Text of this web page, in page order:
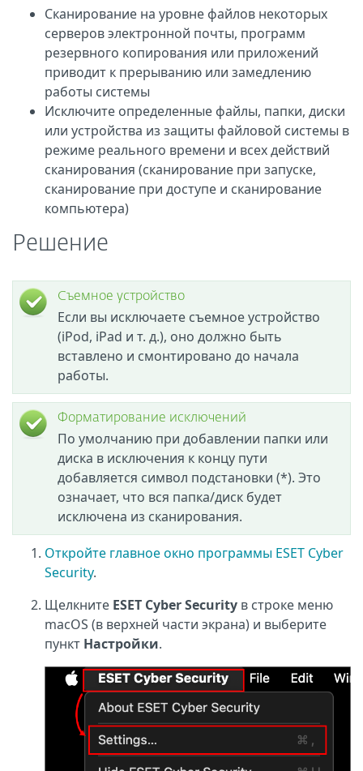
Сканирование на уровне файлов некоторых
серверов электронной почты, программ
резервного копирования или приложений
приводит к прерыванию или замедлению
работы системы
Исключите определенные файлы, папки, диски
или устройства из защиты файловой системы в
режиме реального времени и всех действий
сканирования (сканирование при запуске,
сканирование при доступе и сканирование
компьютера)
Решение
Съемное устройство
Если вы исключаете съемное устройство
(iPod, iPad и т. д.), оно должно быть
вставлено и смонтировано до начала
работы.
Форматирование исключений
По умолчанию при добавлении папки или
диска в исключения к концу пути
добавляется символ подстановки (*). Это
означает, что вся папка/диск будет
исключена из сканирования.
Откройте главное окно программы ESET Cyber
Security.
Щелкните ESET Cyber Security в строке меню
macOS (в верхней части экрана) и выберите
пункт Настройки.